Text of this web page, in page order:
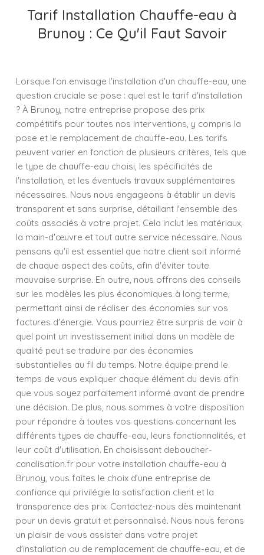
Tarif Installation Chauffe-eau à
Brunoy : Ce Qu'il Faut Savoir
Lorsque l'on envisage l'installation d'un chauffe-eau, une
question cruciale se pose : quel est le tarif d'installation
? À Brunoy, notre entreprise propose des prix
compétitifs pour toutes nos interventions, y compris la
pose et le remplacement de chauffe-eau. Les tarifs
peuvent varier en fonction de plusieurs critères, tels que
le type de chauffe-eau choisi, les spécificités de
l'installation, et les éventuels travaux supplémentaires
nécessaires. Nous nous engageons à établir un devis
transparent et sans surprise, détaillant l'ensemble des
coûts associés à votre projet. Cela inclut les matériaux,
la main-d'œuvre et tout autre service nécessaire. Nous
pensons qu'il est essentiel que notre client soit informé
de chaque aspect des coûts, afin d'éviter toute
mauvaise surprise. En outre, nous offrons des conseils
sur les modèles les plus économiques à long terme,
permettant ainsi de réaliser des économies sur vos
factures d'énergie. Vous pourriez être surpris de voir à
quel point un investissement initial dans un modèle de
qualité peut se traduire par des économies
substantielles au fil du temps. Notre équipe prend le
temps de vous expliquer chaque élément du devis afin
que vous soyez parfaitement informé avant de prendre
une décision. De plus, nous sommes à votre disposition
pour répondre à toutes vos questions concernant les
différents types de chauffe-eau, leurs fonctionnalités, et
leur coût d'utilisation. En choisissant deboucher-
canalisation.fr pour votre installation chauffe-eau à
Brunoy, vous faites le choix d’une entreprise de
confiance qui privilégie la satisfaction client et la
transparence des prix. Contactez-nous dès maintenant
pour un devis gratuit et personnalisé. Nous nous ferons
un plaisir de vous assister dans votre projet
d'installation ou de remplacement de chauffe-eau, et de